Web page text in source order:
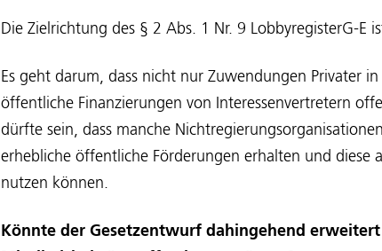
Die Zielrichtung des § 2 Abs. 1 Nr. 9 LobbyregisterG-E
Es geht darum, dass nicht nur Zuwendungen Privater
öffentliche Finanzierungen von Interessenvertretern
dürfte sein, dass manche
erhebliche öffentliche Förderungen erhalten und diese
nutzen können.
Könnte der Gesetzentwurf dahingehend